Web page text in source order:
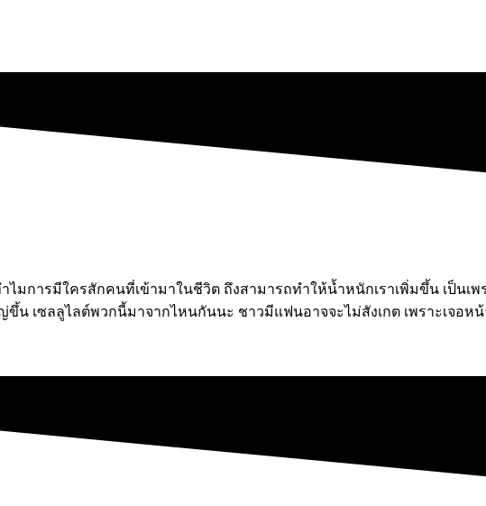
มการมีใครสักคนที่เข้ามาในชีวิต ถึงสามารถทำให้น้ำหนักเราเพิ่มขึ้น เป็นเ
เซลลูไลต์พวกนี้มาจากไหนกันนะ ชาวมีแฟนอาจจะไม่สังเกต เพราะเจอห